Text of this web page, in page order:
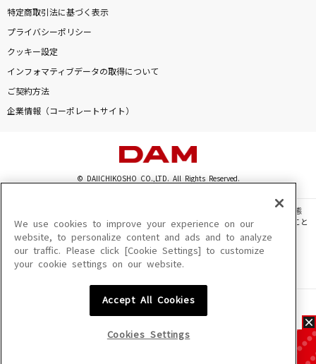
特定商取引法に基づく表示
プライバシーポリシー
クッキー設定
インフォマティブデータの取得について
ご契約方法
企業情報（コーポレートサイト）
© DAIICHIKOSHO CO.,LTD. All Rights Reserved.
このサイトに掲載されている一切の文章・画像・写真・動画・音声等を、手段や形態
を問わず、著作権法の定める範囲を超えて無断で複製、転載、ファイル化などすること
を禁じます。
楽曲及びコンテンツは、機種によりご利用いただけない場合があります。
楽曲及びコンテンツの配信日、配信内容が変更になる場合があります。
We use cookies to improve your experience on our
website, to personalize content and ads and to analyze
our traffic. Please click [Cookie Settings] to customize
your cookie settings on our website.
Accept All Cookies
Cookies Settings